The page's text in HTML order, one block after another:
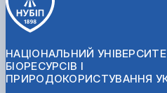
НАЦІОНАЛЬНИЙ
БІОРЕСУРСІВ І
ПРИРОДОКОРИСТУВАННЯ